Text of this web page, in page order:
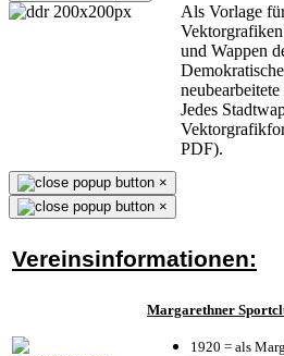
Als Vorlage
und Wappen
Jedes
PDF).
×
×
Vereinsinformationen:
Margarethner
1920 = als